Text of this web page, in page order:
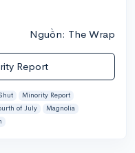
Nguồn: The Wrap
Report
Minority Report
of July
Magnolia